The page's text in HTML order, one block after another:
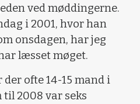
ved møddingerne.
i 2001, hvor han
onsdagen, har jeg
læsset møget.
der ofte 14-15 mand i
til 2008 var seks